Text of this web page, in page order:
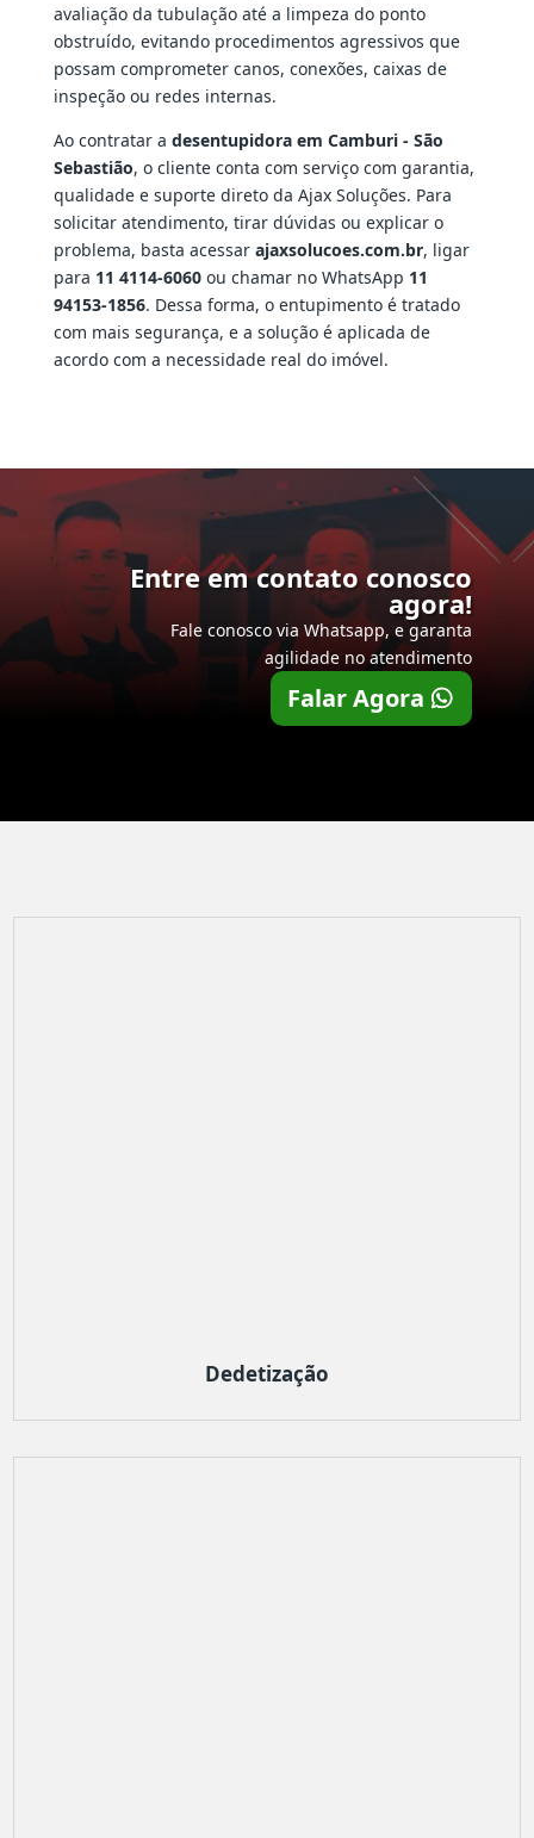
avaliação da tubulação até a limpeza do ponto
obstruído, evitando procedimentos agressivos que
possam comprometer canos, conexões, caixas de
inspeção ou redes internas.
Ao contratar a desentupidora em Camburi - São
Sebastião, o cliente conta com serviço com garantia,
qualidade e suporte direto da Ajax Soluções. Para
solicitar atendimento, tirar dúvidas ou explicar o
problema, basta acessar ajaxsolucoes.com.br, ligar
para 11 4114-6060ou chamar no WhatsApp 11
94153-1856. Dessa forma, o entupimento é tratado
com mais segurança, e a solução é aplicada de
acordo com a necessidade real do imóvel.
Entre em contato conosco
agora!
Fale conosco via Whatsapp, e garanta
agilidade no atendimento
Falar Agora
Dedetização